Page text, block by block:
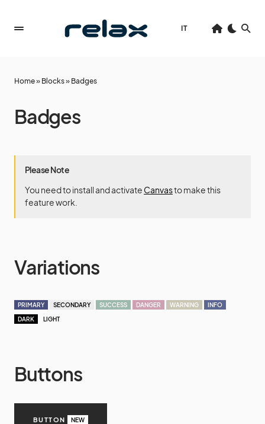
IT
Home» Blocks» Badges
Badges
Please Note
You need to install and activate Canvasto make this
feature work.
Variations
PRIMARY SECONDARY SUCCESS DANGER WARNING
INFO
DARK
LIGHT
Buttons
BUTTON NEW